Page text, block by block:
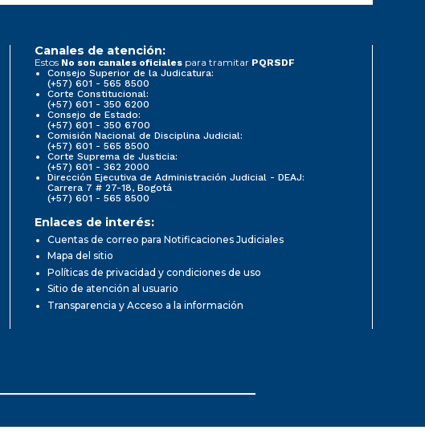
Canales de atención:
Estos No son canales oficiales para tramitar PQRSDF
Consejo Superior de la Judicatura:
(+57) 601 - 565 8500
Corte Constitucional:
(+57) 601 - 350 6200
Consejo de Estado:
(+57) 601 - 350 6700
Comisión Nacional de Disciplina Judicial:
(+57) 601 - 565 8500
Corte Suprema de Justicia:
(+57) 601 - 362 2000
Dirección Ejecutiva de Administración Judicial - DEAJ:
Carrera 7 # 27-18, Bogotá
(+57) 601 - 565 8500
Enlaces de interés:
Cuentas de correo para Notificaciones Judiciales
Mapa del sitio
Políticas de privacidad y condiciones de uso
Sitio de atención al usuario
Transparencia y Acceso a la información